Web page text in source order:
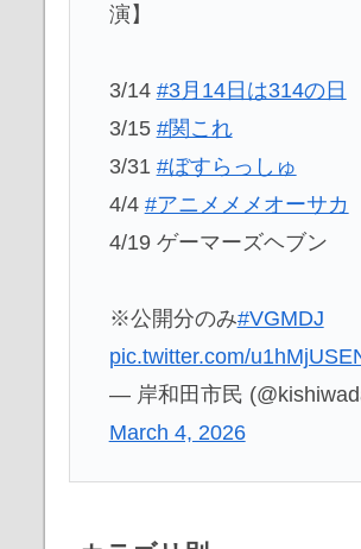
演】
3/14 #3月14日は314の日
3/15 #関これ
3/31 #ぼすらっしゅ
4/4 #アニメメメオーサカ
4/19 ゲーマーズヘブン
※公開分のみ#VGMDJ
pic.twitter.com/
— 岸和田市民
March 4, 2026